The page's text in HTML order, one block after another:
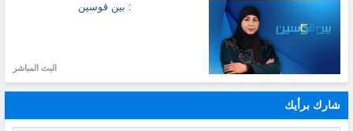
: بين قوسين
البث المباشر
شارك برأيك